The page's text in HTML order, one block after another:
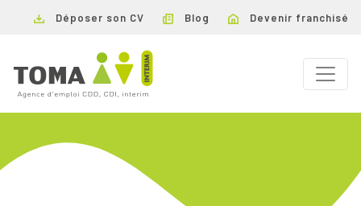
Déposer son CV Blog Devenir franchisé